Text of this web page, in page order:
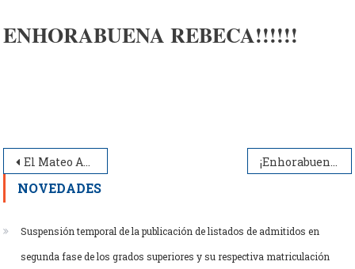
ENHORABUENA REBECA!!!!!!​
Navegación
de
entradas
El Mateo Alemán celebra el día de la mujer ¡Enhorabuena Blanca!
NOVEDADES
Suspensión temporal de la publicación de listados de admitidos en
segunda fase de los grados superiores y su respectiva matriculación